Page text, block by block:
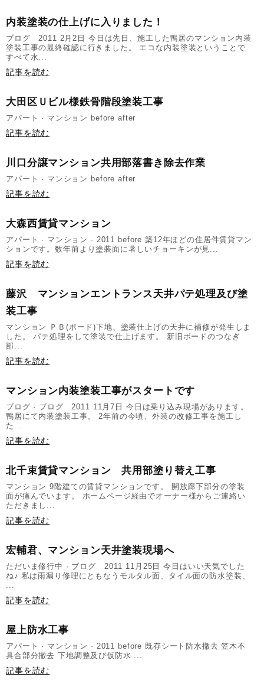
内装塗装の仕上げに入りました！
ブログ 2011 2月2日 今日は先日、施工した鴨居のマンション内装
塗装工事の最終確認に行きました。 エコな内装塗装ということで
すべて水...
記事を読む
大田区Ｕビル様鉄骨階段塗装工事
アパート · マンション before after
記事を読む
川口分譲マンション共用部落書き除去作業
アパート · マンション before after
記事を読む
大森西賃貸マンション
アパート · マンション · 2011 before 築12年ほどの住居件賃貸マン
ションです。数年前より塗装面に著しいチョーキンが見...
記事を読む
藤沢 マンションエントランス天井パテ処理及び塗
装工事
マンション ＰＢ(ボード)下地、塗装仕上げの天井に補修が発生しま
した。 パテ処理をして塗装で仕上げます。 新旧ボードのつなぎ
部...
記事を読む
マンション内装塗装工事がスタートです
ブログ · ブログ 2011 11月7日 今日は乗り込み現場があります。
鴨居にて内装塗装工事。 2年前の今頃、外装の改修工事を施工し
た...
記事を読む
北千束賃貸マンション 共用部塗り替え工事
マンション 9階建ての賃貸マンションです。 開放廊下部分の塗装
面が痛んでいます。 ホームページ経由でオーナー様からご連絡い
ただきまし...
記事を読む
宏輔君、マンション天井塗装現場へ
ただいま修行中 · ブログ 2011 11月25日 今日はいい天気でした
ね♪ 私は雨漏り修理にともなうモルタル面、タイル面の防水塗装、
記事を読む
屋上防水工事
アパート · マンション · 2011 before 既存シート防水撤去 笠木不
具合部分撤去 下地調整及び仮防水 ...
記事を読む